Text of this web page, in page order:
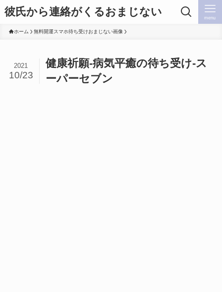
彼氏から連絡がくるおまじない menu
ホーム 無料開運スマホ待ち受けおまじない画像
健康祈願-病気平癒の待ち受け-ス
ーパーセブン
2021
10/23